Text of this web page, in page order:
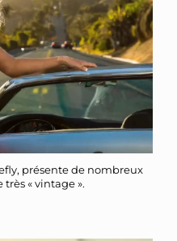
présente de nombreux
« vintage ».